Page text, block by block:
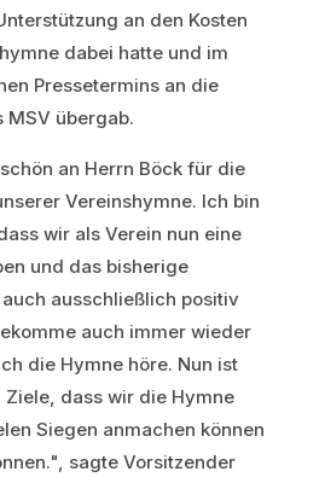
an den Kosten
dabei hatte und im
Pressetermins an die
MSV übergab.
an Herrn Böck für die
Vereinshymne. Ich bin
wir als Verein nun eine
und das bisherige
ausschließlich positiv
auch immer wieder
die Hymne höre. Nun ist
dass wir die Hymne
Siegen anmachen können
sagte Vorsitzender